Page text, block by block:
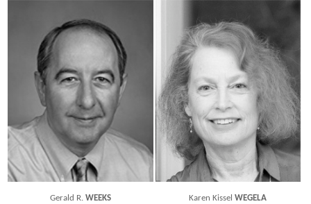
Gerald R.WEEKS Karen KisselWEGELA